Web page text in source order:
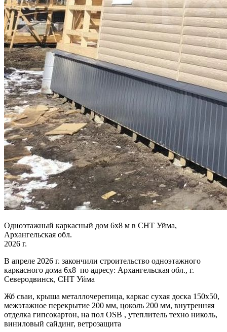
Одноэтажный каркасный дом 6х8 м в СНТ Уйма,
Архангельская обл.
2026 г.
В апреле 2026 г. закончили строительство одноэтажного
каркасного дома 6х8 по адресу: Архангельская обл., г.
Северодвинск, СНТ Уйма
Жб сваи, крыша металлочерепица, каркас сухая доска 150х50,
межэтажное перекрытие 200 мм, цоколь 200 мм, внутренняя
отделка гипсокартон, на пол OSB , утеплитель техно николь,
виниловый сайдинг, ветрозащита